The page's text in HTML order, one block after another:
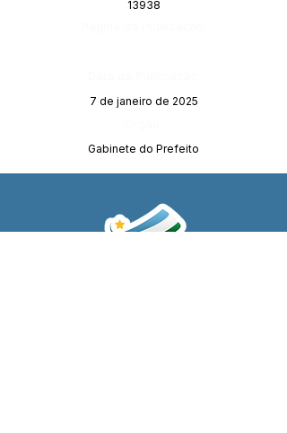
13938
7 de janeiro de 2025
Gabinete do Prefeito